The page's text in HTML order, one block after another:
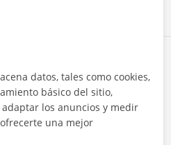
para dar clase
de Mogoda
datos, tales como cookies,
básico del sitio,
los anuncios y medir
una mejor